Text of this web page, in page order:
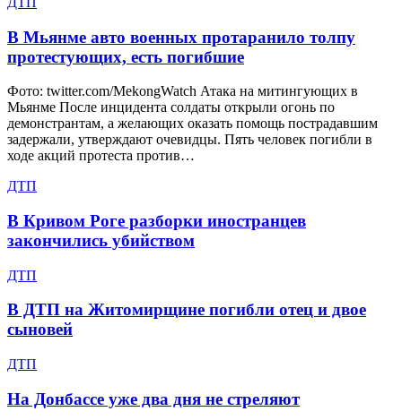
В Мьянме авто военных протаранило толпу
протестующих, есть погибшие
Фото: twitter.com/MekongWatch Атака на митингующих в
Мьянме После инцидента солдаты открыли огонь по
демонстрантам, а желающих оказать помощь пострадавшим
задержали, утверждают очевидцы. Пять человек погибли в
ходе акций протеста против…
ДТП
В Кривом Роге разборки иностранцев
закончились убийством
ДТП
В ДТП на Житомирщине погибли отец и двое
сыновей
ДТП
На Донбассе уже два дня не стреляют